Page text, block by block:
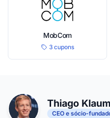
MobCom
3 cupons
Thiago
CEO e sócio-